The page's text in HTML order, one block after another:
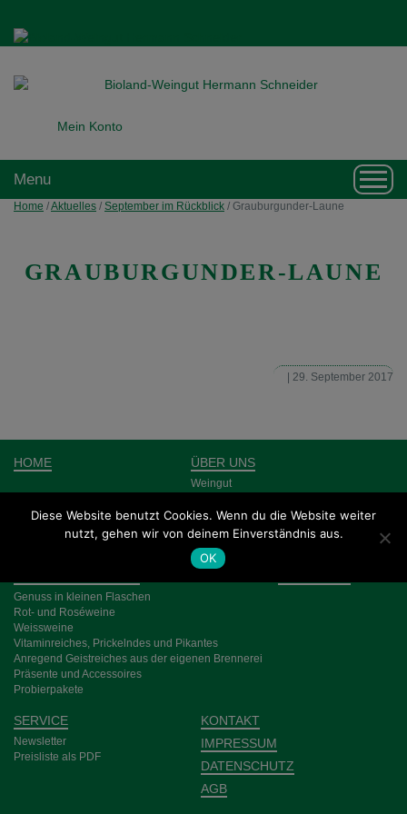
Mein Konto
Menu
Home /Aktuelles / September im Rückblick / Grauburgunder-Laune
GRAUBURGUNDER-LAUNE
| 29. September 2017
HOME ÜBER UNS
Weingut
Weinberge
Keller
Brennerei
Genuss in kleinen Flaschen
Rot- und Rosé­weine
Weiss­weine
Vitamin­reiches, Pri­ckeln­des und Pikantes
Anre­gend Geist­­reich­es aus der eigenen Bren­nerei
Prä­sente und Acces­­soires
Probier­pakete
SERVICE
Newsletter
Preisliste als PDF
KONTAKT
IMPRESSUM
DATENSCHUTZ
AGB
Diese Website benutzt Cookies. Wenn du die Website weiter
nutzt, gehen wir von deinem Einverständnis aus.
OK